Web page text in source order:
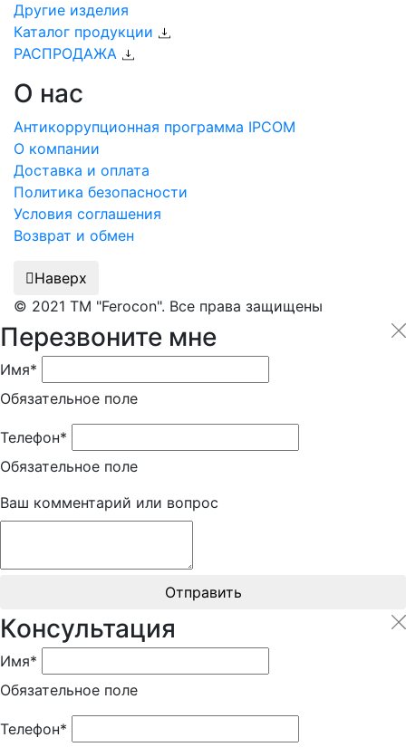
Другие изделия
Каталог продукции
РАСПРОДАЖА
О нас
Антикоррупционная программа IPCOM
О компании
Доставка и оплата
Политика безопасности
Условия соглашения
Возврат и обмен
Наверх
© 2021 ТМ "Ferocon". Все права защищены
Перезвоните мне
Имя*
Обязательное поле
Телефон*
Обязательное поле
Ваш комментарий или вопрос
Отправить
Консультация
Имя*
Обязательное поле
Телефон*